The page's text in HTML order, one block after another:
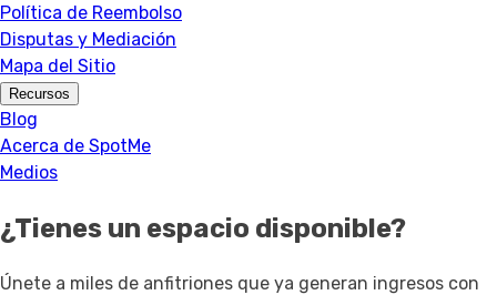
Política de Reembolso
Disputas y Mediación
Mapa del Sitio
Recursos
Blog
Acerca de SpotMe
Medios
¿Tienes un espacio disponible?
Únete a miles de anfitriones que ya generan ingresos con